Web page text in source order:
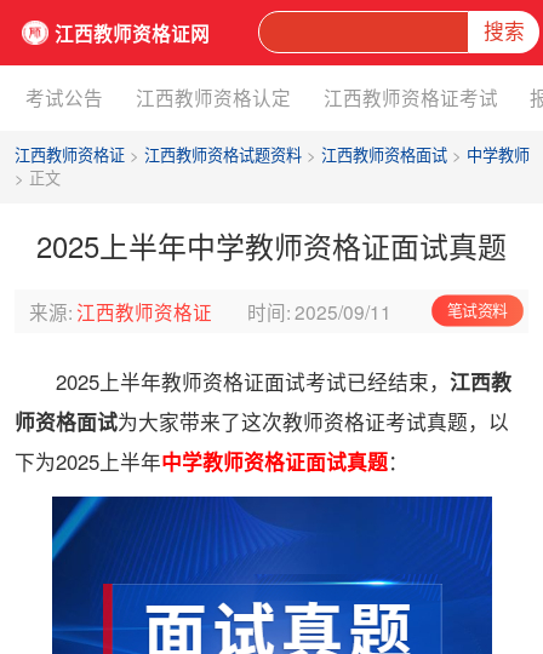
江西教师资格证网 搜索
考试公告 江西教师资格认定 江西教师资格证考试
江西教师资格证> 江西教师资格试题资料> 江西教师资格面试> 中学教师
> 正文
2025上半年中学教师资格证面试真题
来源: 江西教师资格证 时间:2025/09/11 笔试资料
2025上半年教师资格证面试考试已经结束， 江西教
师资格面试为大家带来了这次教师资格证考试真题，以
下为2025上半年中学教师资格证面试真题：